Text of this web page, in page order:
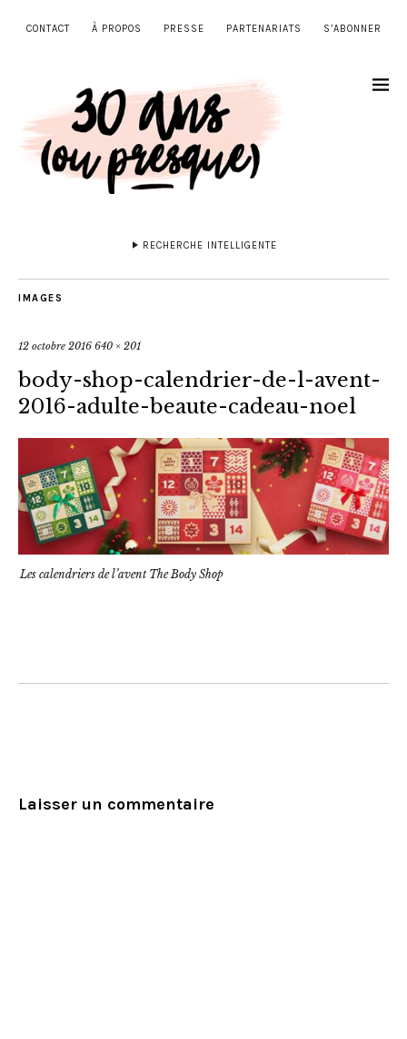
CONTACT À PROPOS PRESSE PARTENARIATS S’ABONNER
RECHERCHE INTELLIGENTE
IMAGES
12 octobre 2016 640 × 201
body-shop-calendrier-de-l-avent-
2016-adulte-beaute-cadeau-noel
Les calendriers de l’avent The Body Shop
Laisser un commentaire